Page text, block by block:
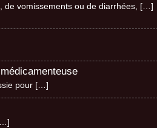
de vomissements ou de diarrhées, […]
pour […]